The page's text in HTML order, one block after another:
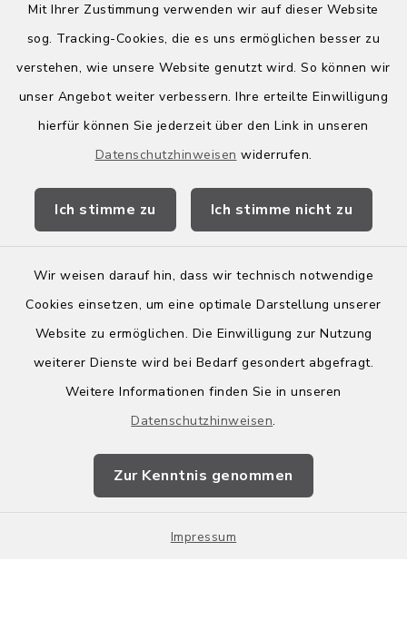
Mit Ihrer Zustimmung verwenden wir auf dieser Website
sog. Tracking-Cookies, die es uns ermöglichen besser zu
verstehen, wie unsere Website genutzt wird. So können wir
unser Angebot weiter verbessern. Ihre erteilte Einwilligung
hierfür können Sie jederzeit über den Link in unseren
Datenschutzhinweisen widerrufen.
Ich stimme zu Ich stimme nicht zu
Wir weisen darauf hin, dass wir technisch notwendige
Cookies einsetzen, um eine optimale Darstellung unserer
Website zu ermöglichen. Die Einwilligung zur Nutzung
weiterer Dienste wird bei Bedarf gesondert abgefragt.
Weitere Informationen finden Sie in unseren
Datenschutzhinweisen.
Zur Kenntnis genommen
Impressum
Quicklinks
Kreis Bergstraße
Wirtschaftsregion Bergstraße
Kontakt
Leichte Sprache
Impressum
Sitemap